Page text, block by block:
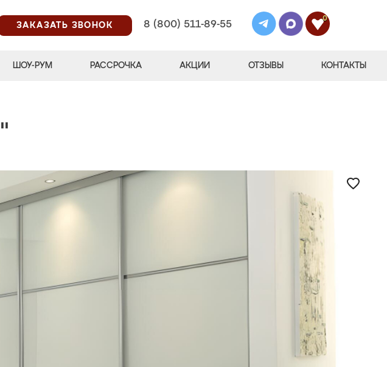
ЗАКАЗАТЬ ЗВОНОК
8 (800) 511-89-55
0
ШОУ-РУМ РАССРОЧКА АКЦИИ ОТЗЫВЫ КОНТАКТЫ